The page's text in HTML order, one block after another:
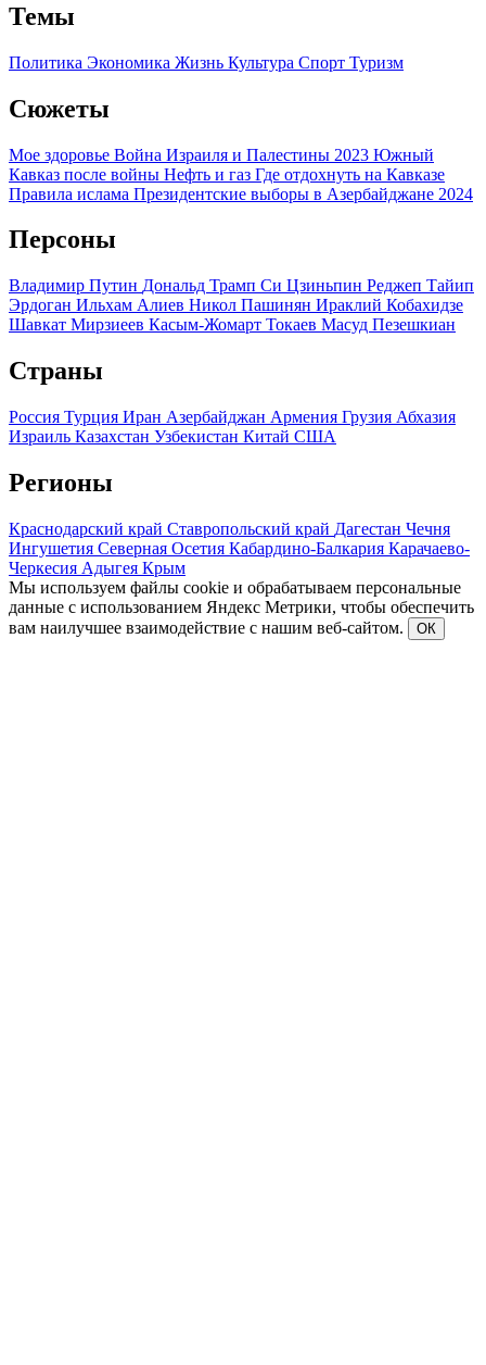
Темы
Политика Экономика Жизнь Культура Спорт Туризм
Сюжеты
Мое здоровье Война Израиля и Палестины 2023 Южный
Кавказ после войны Нефть и газ Где отдохнуть на Кавказе
Правила ислама Президентские выборы в Азербайджане 2024
Персоны
Владимир Путин Дональд Трамп Си Цзиньпин Реджеп Тайип
Эрдоган Ильхам Алиев Никол Пашинян Ираклий Кобахидзе
Шавкат Мирзиеев Касым-Жомарт Токаев Масуд Пезешкиан
Страны
Россия Турция Иран Азербайджан Армения Грузия Абхазия
Израиль Казахстан Узбекистан Китай США
Регионы
Краснодарский край Ставропольский край Дагестан Чечня
Ингушетия Северная Осетия Кабардино-Балкария Карачаево-
Черкесия Адыгея Крым
Мы используем файлы cookie и обрабатываем персональные
данные с использованием Яндекс Метрики, чтобы обеспечить
вам наилучшее взаимодействие с нашим веб-сайтом.
ОК